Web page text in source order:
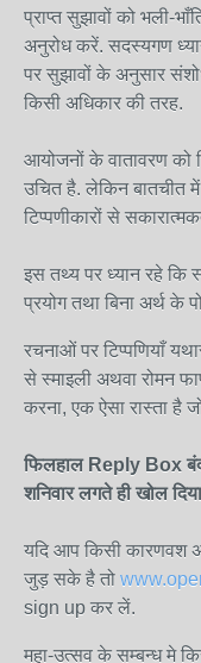
प्राप्त सुझावों को भली-
अनुरोध करें. सदस्यगण
पर सुझावों के अनुसार
किसी अधिकार की तरह.
आयोजनों के वातावरण को
उचित है. लेकिन बातचीत
टिप्पणीकारों से
इस तथ्य पर ध्यान रहे कि
प्रयोग तथा बिना अर्थ
रचनाओं पर टिप्पणियाँ
से स्माइली अथवा रोमन
करना, एक ऐसा रास्ता है
फिलहाल Reply Box बंद
शनिवार लगते ही खोल
यदि आप किसी कारणवश
जुड़ सके है तो
sign up कर लें.
महा-उत्सव के सम्बन्ध मे